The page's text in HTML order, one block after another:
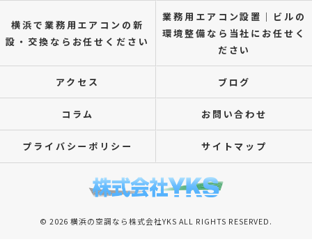
横浜で業務用エアコンの新
設・交換ならお任せください
業務用エアコン設置｜ビルの
環境整備なら当社にお任せく
ださい
アクセス ブログ
コラム お問い合わせ
プライバシーポリシー サイトマップ
© 2026 横浜の空調なら株式会社YKS ALL RIGHTS RESERVED.